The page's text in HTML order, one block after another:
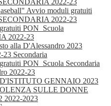
2022-23
Avvio moduli gratuiti
2022-23
PON_Scuola
2022-23
alla D'Alessandro 2023
23 Secondaria
PON_Scuola Secondaria
2022-23
GENNAIO 2023
SULLE DONNE
2022-2023